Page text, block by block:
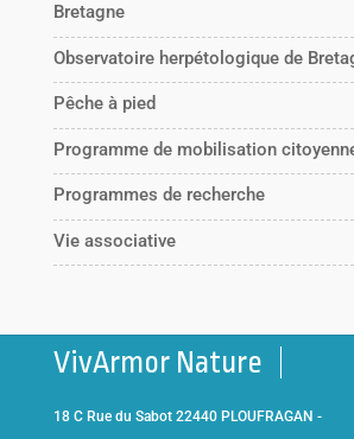
Bretagne
Observatoire herpétologique de
Pêche à pied
Programme de mobilisation
Programmes de recherche
Vie associative
VivArmor Nature
18 C Rue du Sabot 22440 PLOUFRAGAN -